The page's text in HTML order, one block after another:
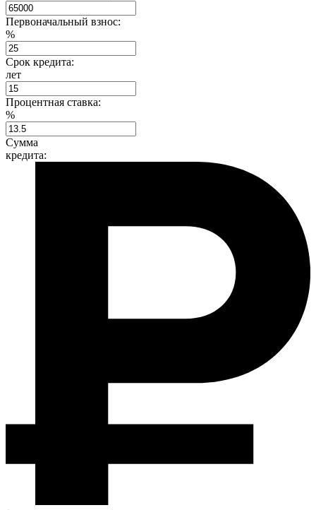
Первоначальный взнос:
%
Срок кредита:
лет
Процентная ставка:
%
Сумма
кредита: